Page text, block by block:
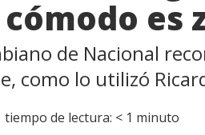
es
de Nacional
como lo utilizó
tiempo de lectura: < 1 minuto